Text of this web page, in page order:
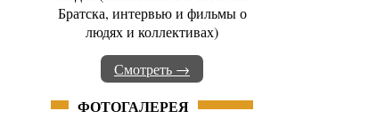
Братска, интервью и фильмы о
людях и коллективах)
Смотреть →
ФОТОГАЛЕРЕЯ